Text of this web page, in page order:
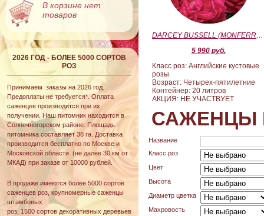
В корзине нет
товаров
2026 ГОД - БОЛЕЕ 5000 СОРТОВ
РОЗ
Принимаем заказы на 2026 год.
Предоплаты не требуется*. Оплата
саженцев производится при их
получении. Наш питомник находится в
Солнечногорском районе. Площадь
питомника составляет 38 га. Доставка
производится бесплатно по Москве и
Московской области (не далее 30 км от
МКАД) при заказе от 10000 рублей.
В продаже имеются более 5000 сортов
саженцев роз, крупномерные саженцы
штамбовых
роз, 1500 сортов декоративных деревьев
DARCEY BUSSELL (MONFERRATO) (Дарси Басл)
5 990 руб.
Класс роз: Английские кустовые
розы
Возраст: Четырех-пятилетние
Контейнер: 20 литров
АКЦИЯ: НЕ УЧАСТВУЕТ
САЖЕНЦЫ
Название
Класс роз
Цвет
Высота
Диаметр цветка
Махровость